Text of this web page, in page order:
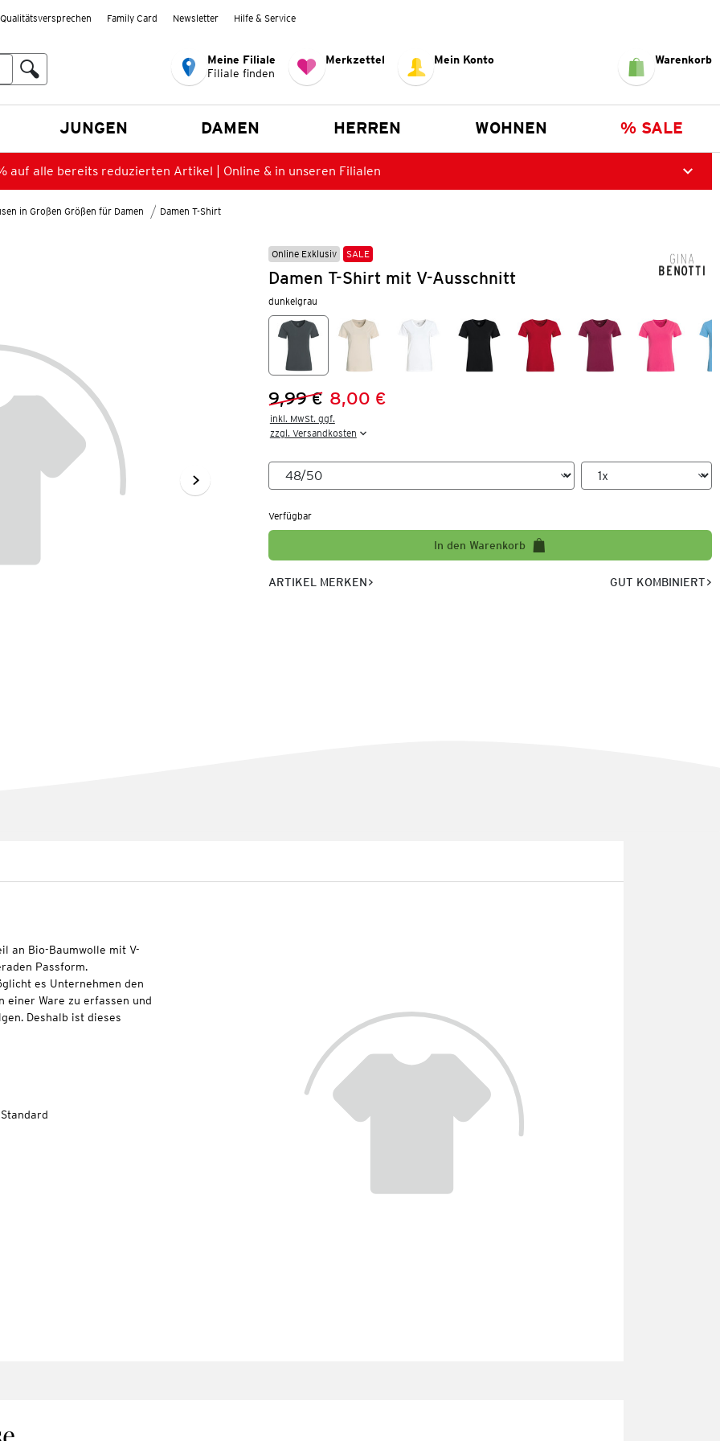
Qualitätsversprechen Family Card Newsletter Hilfe & Service
Meine Filiale
Filiale finden
Merkzettel Mein Konto Warenkorb
JUNGEN DAMEN HERREN WOHNEN % SALE
auf alle bereits reduzierten Artikel | Online & in unseren Filialen
in Großen Größen für Damen Damen T-Shirt
Online Exklusiv SALE
Damen T-Shirt mit V-Ausschnitt
dunkelgrau
Vorheriger Preis:
9,99 €
Neuer Preis:
8,00 €
inkl. MwSt. ggf.
zzgl. Versandkosten
Verfügbar
In den Warenkorb
ARTIKEL MERKEN GUT KOMBINIERT
an Bio-Baumwolle mit V-
Passform.
es Unternehmen den
einer Ware zu erfassen und
Deshalb ist dieses